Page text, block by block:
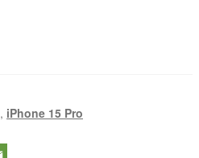
, iPhone 15 Pro